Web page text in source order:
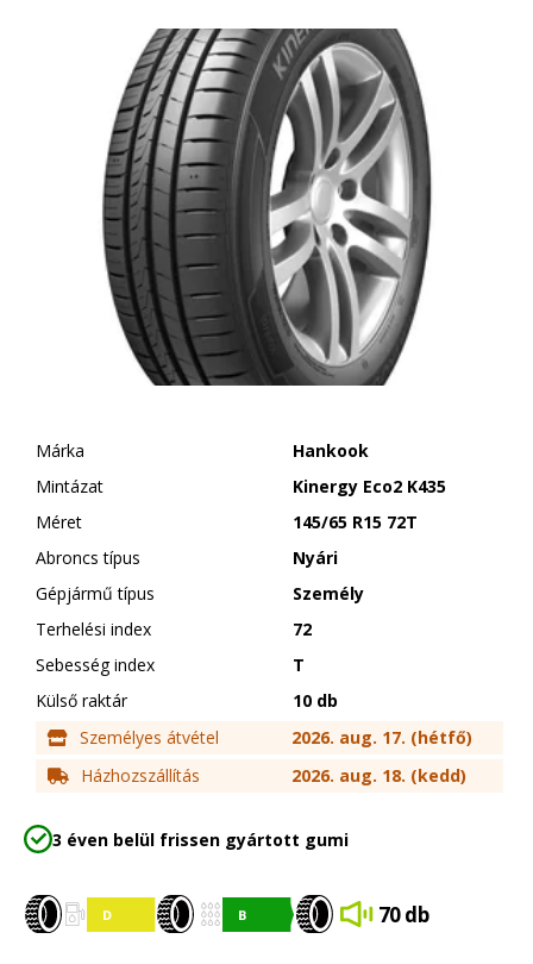
Márka
Hankook
Mintázat
Kinergy Eco2 K435
Méret
145/65 R15 72T
Abroncs típus
Nyári
Gépjármű típus
Személy
Terhelési index
72
Sebesség index
T
Külső raktár
10 db
Személyes átvétel
2026. aug. 17. (hétfő)
Házhozszállítás
2026. aug. 18. (kedd)
3 éven belül frissen gyártott gumi
70 db